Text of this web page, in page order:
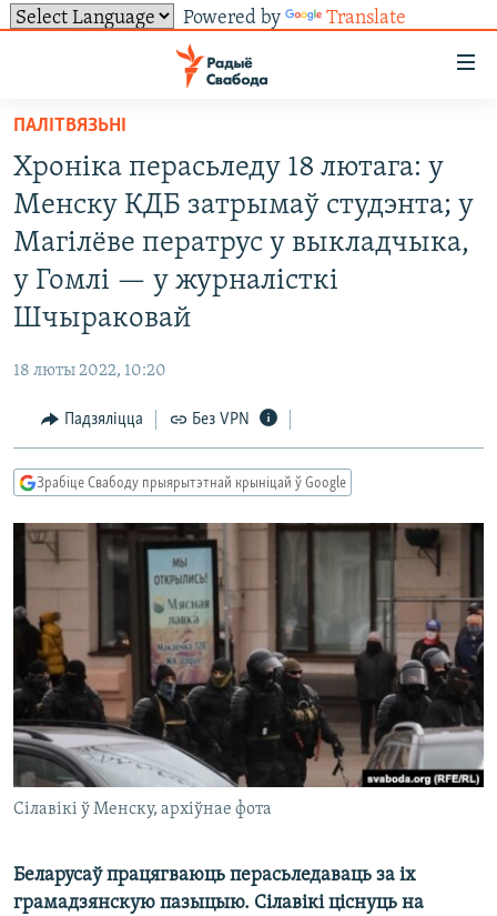
Powered by Translate
ўнівэрсальнага
доступу
Перайсьці
да
галоўнага
зьместу
Перайсьці
да
галоўнай
Перайсьці
пошуку
УСЕ НАВІНЫ
ВІДЭА І ФОТА
ЛЮДЗІ
ПАЛІТЫКА
БЕЛАРУСЫ НА ВАЙНЕ
ПАЛІТВЯЗЬНІ
КАЛЯНДАР
ТОЛЬКІ НА СВАБОДЗЕ
ТЭСТЫ
БЛОГІ
ГІСТОРЫЯ НА СВАБОДЗЕ
АЎДЫЁКНІГІ
PREMIUM
НА ХВАЛЯХ СВАБОДЫ
СУВЯЗЬ
АБЫСЬЦІ БЛЯКАВАНЬНЕ
ПАДЗЯЛІЦЦА ІНФАРМАЦЫЯЙ
ПАДПІСАЦЦА
RSS
TWITTER
САЧЫЦЕ ЗА АБНАЎЛЕНЬНЯМІ
Усе сайты РС/РСЭ
ПАЛІТВЯЗЬНІ
Хроніка перасьледу 18 лютага: у
Менску КДБ затрымаў студэнта; у
Магілёве ператрус у выкладчыка,
у Гомлі — у журналісткі
Шчыраковай
18 люты 2022, 10:20
Падзяліцца Без VPN
Зрабіце Свабоду прыярытэтнай крыніцай ў Google
Сілавікі ў Менску, архіўнае фота
Беларусаў працягваюць перасьледаваць за іх
грамадзянскую пазыцыю. Сілавікі ціснуць на